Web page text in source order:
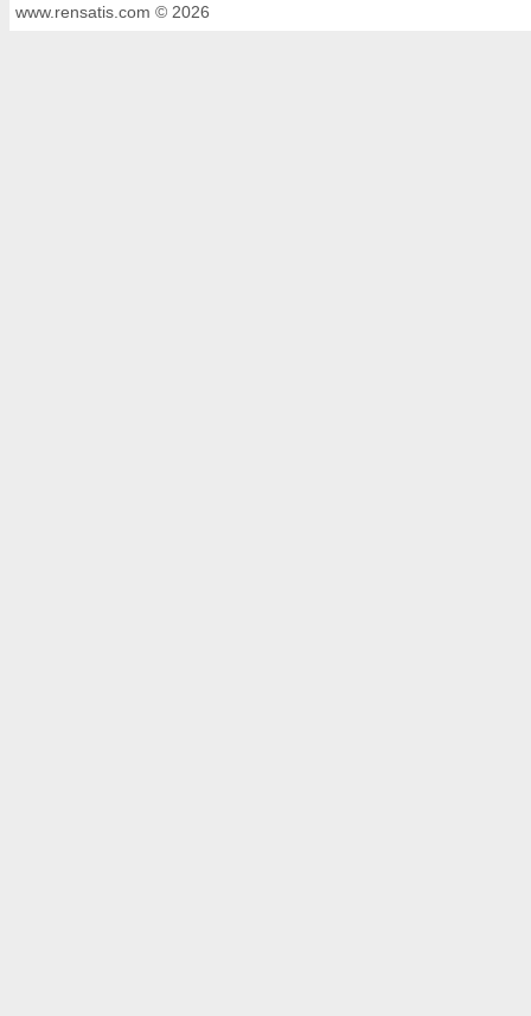
www.rensatis.com © 2026